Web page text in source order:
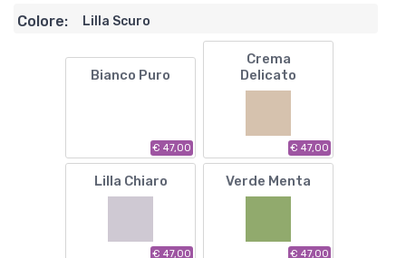
Colore: Lilla Scuro
Bianco Puro
€ 47,00
Crema
Delicato
€ 47,00
Lilla Chiaro
€ 47,00
Verde Menta
€ 47,00